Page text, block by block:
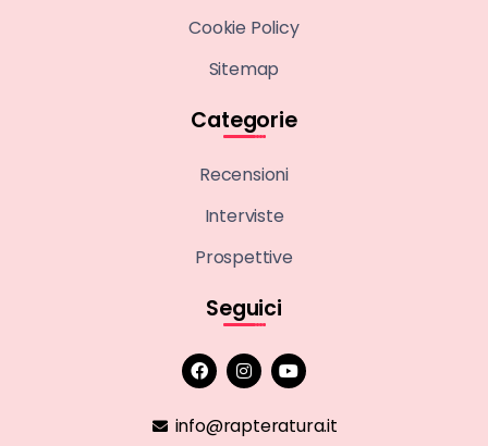
Cookie Policy
Sitemap
Categorie
Recensioni
Interviste
Prospettive
Seguici
info@rapteratura.it